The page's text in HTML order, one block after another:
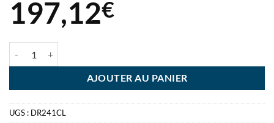
197,12€
AJOUTER AU PANIER
UGS : DR241CL